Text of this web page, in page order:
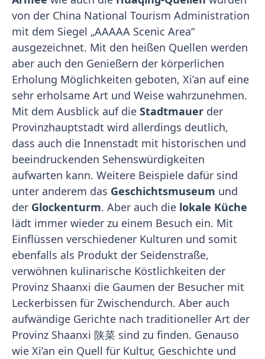
von der China National Tourism Administration
mit dem Siegel „AAAAA Scenic Area“
ausgezeichnet. Mit den heißen Quellen werden
aber auch den Genießern der körperlichen
Erholung Möglichkeiten geboten, Xi’an auf eine
sehr erholsame Art und Weise wahrzunehmen.
Mit dem Ausblick auf die Stadtmauer der
Provinzhauptstadt wird allerdings deutlich,
dass auch die Innenstadt mit historischen und
beeindruckenden Sehenswürdigkeiten
aufwarten kann. Weitere Beispiele dafür sind
unter anderem das Geschichtsmuseum und
der Glockenturm. Aber auch die lokale Küche
lädt immer wieder zu einem Besuch ein. Mit
Einflüssen verschiedener Kulturen und somit
ebenfalls als Produkt der Seidenstraße,
verwöhnen kulinarische Köstlichkeiten der
Provinz Shaanxi die Gaumen der Besucher mit
Leckerbissen für Zwischendurch. Aber auch
aufwändige Gerichte nach traditioneller Art der
Provinz Shaanxi 陕菜 sind zu finden. Genauso
wie Xi’an ein Quell für Kultur, Geschichte und